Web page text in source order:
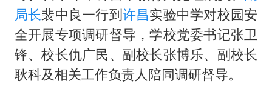
24小时不关空调 电费会更低吗
把党建设得更加坚强有力
41岁女子为鼓励女儿考上985研究生
局长裴中良一行到许昌实验中学对校园安
全开展专项调研督导，学校党委书记张卫
锋、校长仇广民、副校长张博乐、副校长
耿科及相关工作负责人陪同调研督导。